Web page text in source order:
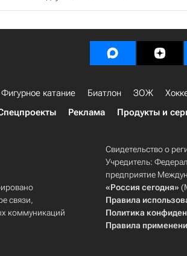
Фигурное катание Биатлон ЗОЖ
Реклама Продукты и
связи,
коммуникаций
Свидетельство о
Учредитель:
предприятие
«Россия сегодня»
Правила
Политика
Правила